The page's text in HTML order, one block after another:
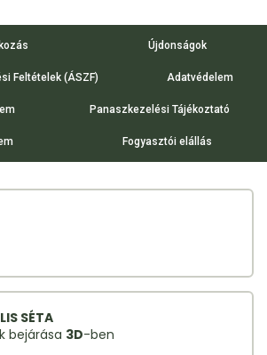
Újdonságok
Feltételek (ÁSZF) Adatvédelem
Panaszkezelési Tájékoztató
Fogyasztói elállás
SÉTA
bejárása 3D-ben